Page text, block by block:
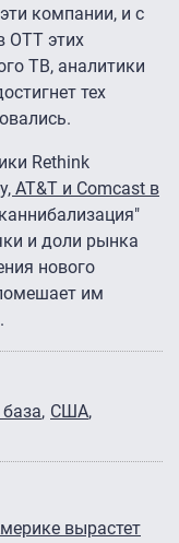
компании, и с
ОТТ этих
ТВ, аналитики
тех
Rethink
AT&T и Comcast в
и доли рынка
нового
им
США
вырастет